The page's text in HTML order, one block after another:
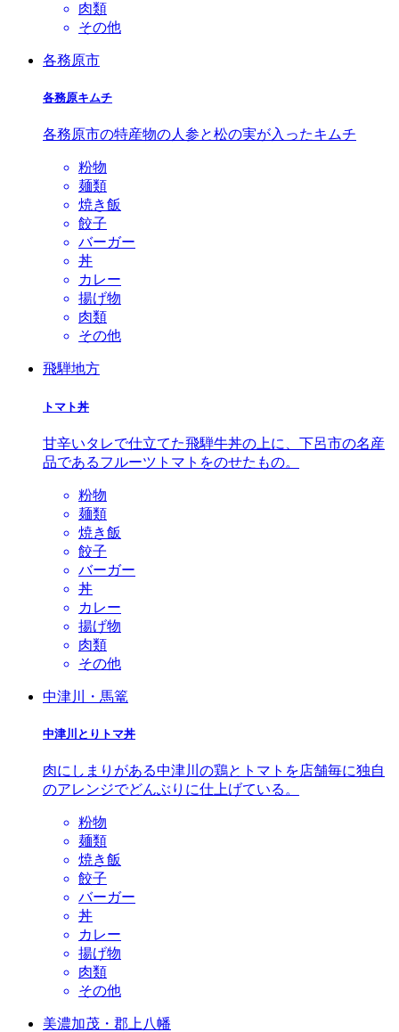
肉類
その他
各務原市
各務原キムチ
各務原市の特産物の人参と松の実が入ったキムチ
粉物
麺類
焼き飯
餃子
バーガー
丼
カレー
揚げ物
肉類
その他
飛騨地方
トマト丼
甘辛いタレで仕立てた飛騨牛丼の上に、下呂市の名産
品であるフルーツトマトをのせたもの。
粉物
麺類
焼き飯
餃子
バーガー
丼
カレー
揚げ物
肉類
その他
中津川・馬篭
中津川とりトマ丼
肉にしまりがある中津川の鶏とトマトを店舗毎に独自
のアレンジでどんぶりに仕上げている。
粉物
麺類
焼き飯
餃子
バーガー
丼
カレー
揚げ物
肉類
その他
美濃加茂・郡上八幡